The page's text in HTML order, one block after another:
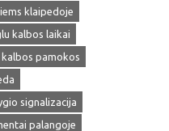
klaipedoje
kalbos laikai
kalbos pamokos
signalizacija
palangoje